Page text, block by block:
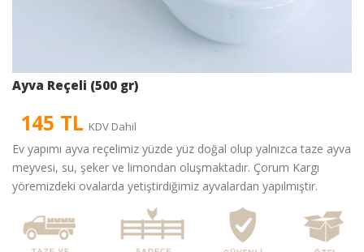
Ayva Reçeli (500 gr)
145 TL KDV Dahil
Ev yapımı ayva reçelimiz yüzde yüz doğal olup yalnızca taze ayva
meyvesi, su, şeker ve limondan oluşmaktadır. Çorum Kargı
yöremizdeki ovalarda yetiştirdiğimiz ayvalardan yapılmıştır.